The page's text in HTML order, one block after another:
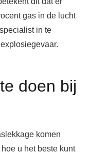
gas in de lucht
in te
doen bij
komen
u het beste kunt